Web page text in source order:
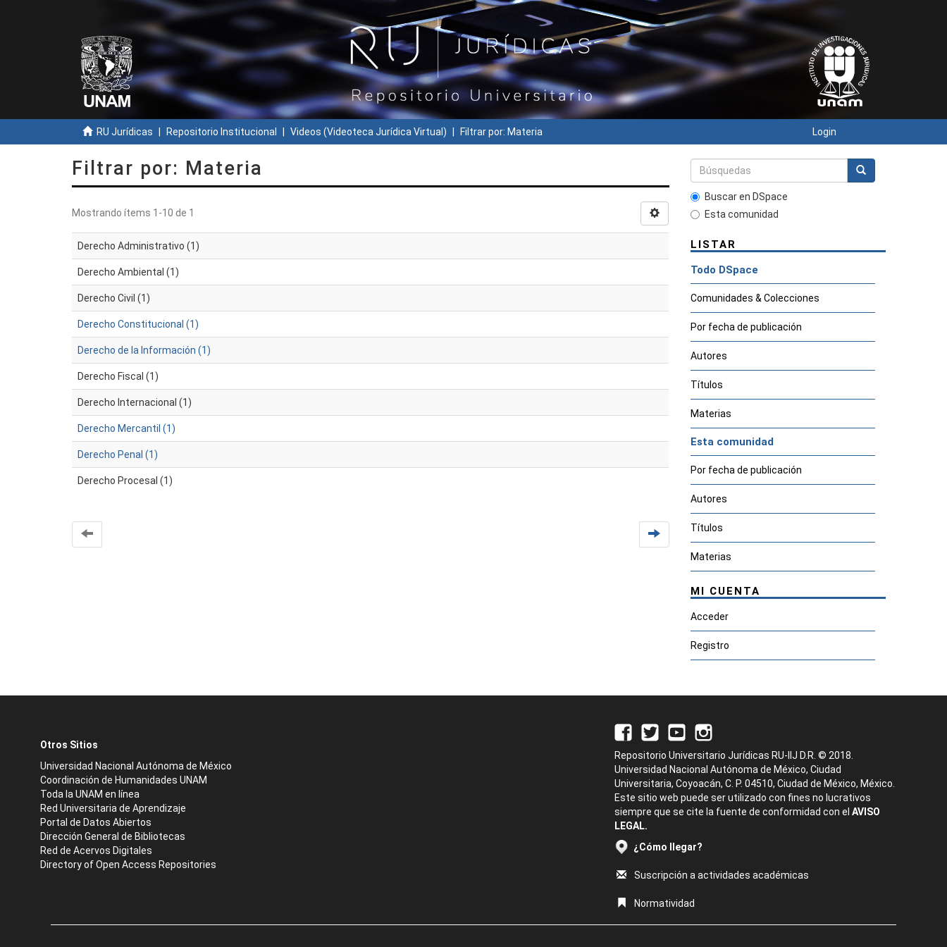
RU Jurídicas Repositorio Institucional Videos (Videoteca Jurídica Virtual) Filtrar por: Materia Login
Filtrar por: Materia
Mostrando ítems 1-10 de 1
Derecho Administrativo (1)
Derecho Ambiental (1)
Derecho Civil (1)
Derecho Constitucional (1)
Derecho de la Información (1)
Derecho Fiscal (1)
Derecho Internacional (1)
Derecho Mercantil (1)
Derecho Penal (1)
Derecho Procesal (1)
Buscar en DSpace
Esta comunidad
LISTAR
Todo DSpace
Comunidades & Colecciones
Por fecha de publicación
Autores
Títulos
Materias
Esta comunidad
Por fecha de publicación
Autores
Títulos
Materias
MI CUENTA
Acceder
Registro
Otros Sitios
Universidad Nacional Autónoma de México
Coordinación de Humanidades UNAM
Toda la UNAM en línea
Red Universitaria de Aprendizaje
Portal de Datos Abiertos
Dirección General de Bibliotecas
Red de Acervos Digitales
Directory of Open Access Repositories
Repositorio Universitario Jurídicas RU-IIJ D.R. © 2018.
Universidad Nacional Autónoma de México, Ciudad
Universitaria, Coyoacán, C. P. 04510, Ciudad de México, México.
Este sitio web puede ser utilizado con fines no lucrativos
siempre que se cite la fuente de conformidad con el AVISO
LEGAL.
¿Cómo llegar?
Suscripción a actividades académicas
Normatividad